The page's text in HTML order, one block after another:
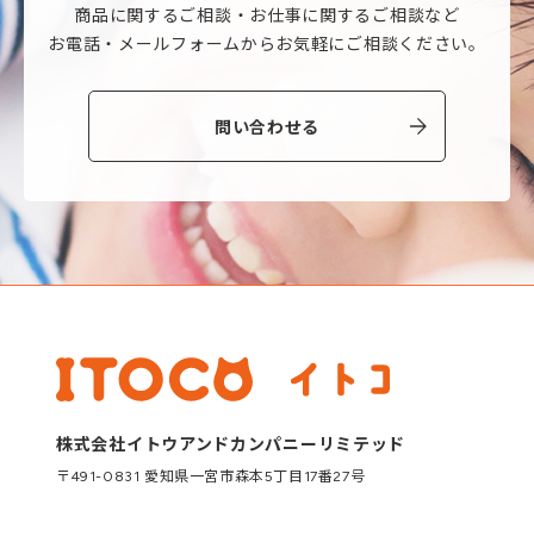
商品に関するご相談・ お仕事に関するご相談など
お電話・メールフォームから お気軽にご相談ください。
問い合わせる
株式会社イトウアンドカンパニーリミテッド
〒491-0831 愛知県一宮市森本5丁目17番27号